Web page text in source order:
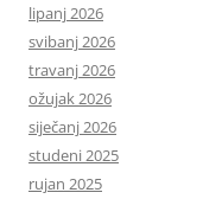
lipanj 2026
svibanj 2026
travanj 2026
ožujak 2026
siječanj 2026
studeni 2025
rujan 2025